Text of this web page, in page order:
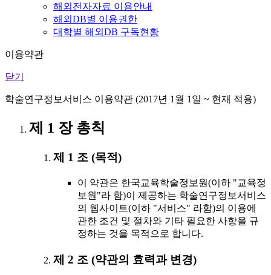
해외전자자료 이용안내
해외DB별 이용권한
대학별 해외DB 구독현황
이용약관
닫기
학술연구정보서비스 이용약관 (2017년 1월 1일 ~ 현재 적용)
제 1 장 총칙
제 1 조 (목적)
이 약관은 한국교육학술정보원(이하 "교육정
보원"라 함)이 제공하는 학술연구정보서비스
의 웹사이트(이하 "서비스" 라함)의 이용에
관한 조건 및 절차와 기타 필요한 사항을 규
정하는 것을 목적으로 합니다.
제 2 조 (약관의 효력과 변경)